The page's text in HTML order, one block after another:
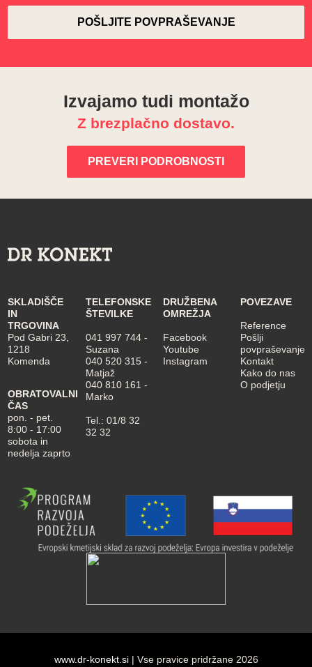
Izvajamo tudi montažo
Z brezplačno dostavo.
PREVERI PODROBNOSTI
SKLADIŠČE
IN
TRGOVINA
Pod Gabri 23,
1218
Komenda
OBRATOVALNI
ČAS
pon. - pet.
8:00 - 17:00
sobota in
nedelja zaprto
TELEFONSKE
ŠTEVILKE
041 997 744-
Suzana
040 520 315-
Matjaž
040 810 161 -
Marko
Tel.: 01/8 32
32 32
DRUŽBENA
OMREŽJA
Facebook
Youtube
Instagram
POVEZAVE
Reference
Pošlji
povpraševanje
Kontakt
Kako do nas
O podjetju
www.dr-konekt.si| Vse pravice pridržane 2026